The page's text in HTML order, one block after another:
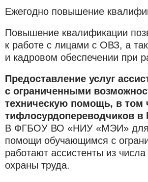
Ежегодно повышение
Повышение квалификации
к работе с лицами с ОВЗ, а
и кадровом обеспечении при
Предоставление услуг
с ограниченными
техническую помощь, в том
тифлосурдопереводчиков
В ФГБОУ ВО «НИУ «МЭИ» для
помощи обучающимся с
работают ассистенты из
охраны труда.